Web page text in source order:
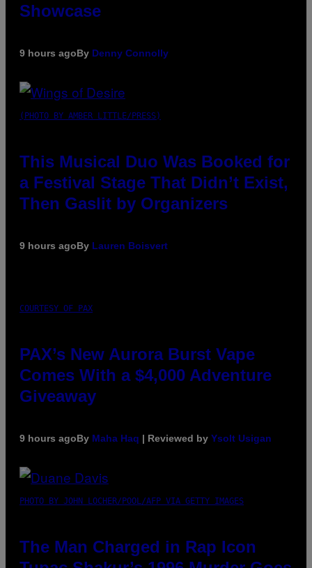
Showcase
9 hours agoBy Denny Connolly
(PHOTO BY AMBER LITTLE/PRESS)
This Musical Duo Was Booked for
a Festival Stage That Didn’t Exist,
Then Gaslit by Organizers
9 hours agoBy Lauren Boisvert
COURTESY OF PAX
PAX’s New Aurora Burst Vape
Comes With a $4,000 Adventure
Giveaway
9 hours agoBy Maha Haq | Reviewed by Ysolt Usigan
PHOTO BY JOHN LOCHER/POOL/AFP VIA GETTY IMAGES
The Man Charged in Rap Icon